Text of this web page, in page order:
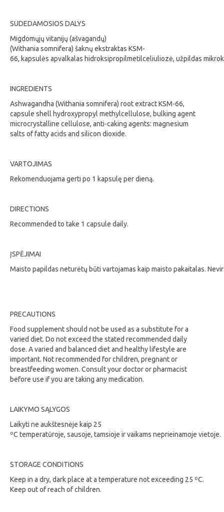
SUDEDAMOSIOS DALYS
Migdomųjų vitanijų (ašvagandų)
(Withania somnifera) šaknų ekstraktas KSM-
66, kapsulės apvalkalas hidroksipropilmetilceliuliozė, užpildas
INGREDIENTS
Ashwagandha (Withania somnifera) root extract KSM-66,
capsule shell hydroxypropyl methylcellulose, bulking agent
microcrystalline cellulose, anti-caking agents: magnesium
salts of fatty acids and silicon dioxide.
VARTOJIMAS
Rekomenduojama gerti po 1 kapsulę per dieną.
DIRECTIONS
Recommended to take 1 capsule daily.
ĮSPĖJIMAI
Maisto papildas neturėtų būti vartojamas kaip maisto pakaitalas.
PRECAUTIONS
Food supplement should not be used as a substitute for a
varied diet. Do not exceed the stated recommended daily
dose. A varied and balanced diet and healthy lifestyle are
important. Not recommended for children, pregnant or
breastfeeding women. Consult your doctor or pharmacist
before use if you are taking any medication.
LAIKYMO SĄLYGOS
Laikyti ne aukštesnėje kaip 25
ºC temperatūroje, sausoje, tamsioje ir vaikams neprieinamoje vietoje.
STORAGE CONDITIONS
Keep in a dry, dark place at a temperature not exceeding 25 ºC.
Keep out of reach of children.